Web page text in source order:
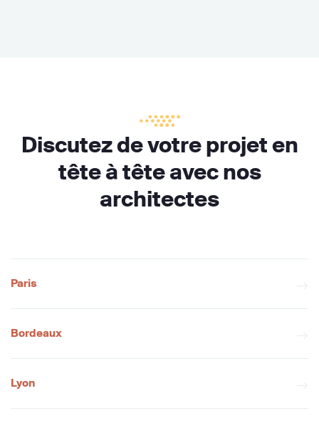
Discutez de votre projet en
tête à tête avec nos
architectes
Paris
Bordeaux
Lyon